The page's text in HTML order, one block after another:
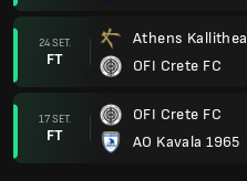
24 SET.
FT
Athens Kallithea
OFI Crete FC
17 SET.
FT
OFI Crete FC
AO Kavala 1965